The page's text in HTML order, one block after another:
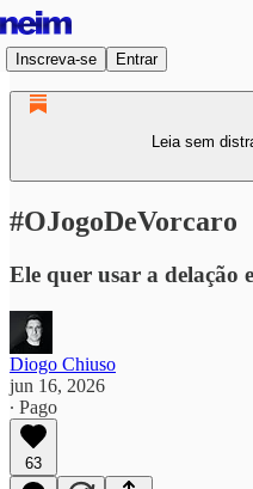
Inscreva-se Entrar
Leia sem
#OJogoDeVorcaro
Ele quer usar a delação
Diogo Chiuso
jun 16, 2026
∙ Pago
63